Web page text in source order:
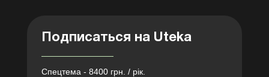
Подписаться на Uteka
Спецтема - 8400 грн. / рік.